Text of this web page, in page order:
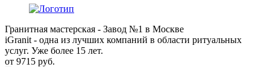
Гранитная мастерская - Завод №1 в Москве
iGranit - одна из лучших компаний в области ритуальных
услуг. Уже более 15 лет.
от 9715 руб.